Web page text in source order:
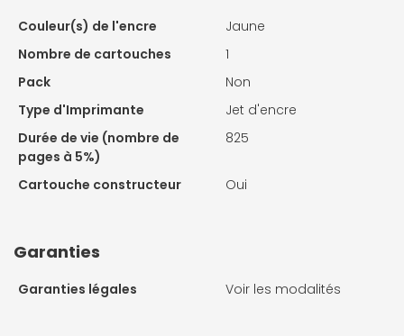
Couleur(s) de l'encre
Jaune
Nombre de cartouches
1
Pack
Non
Type d'Imprimante
Jet d'encre
Durée de vie (nombre de
pages à 5%)
825
Cartouche constructeur Oui
Garanties
Garanties légales Voir les modalités